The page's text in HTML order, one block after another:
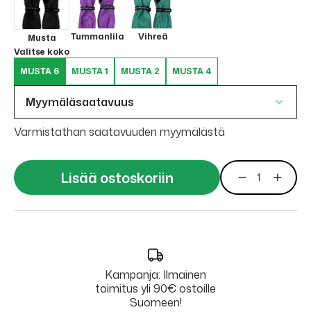
Musta Tummanlila
Vihreä
Valitse koko
MUSTA 6
MUSTA 1 MUSTA 2 MUSTA 4
Myymäläsaatavuus
Varmistathan saatavuuden myymälästä
Lisää ostoskoriin
Kampanja: Ilmainen
toimitus yli 90€ ostoille
Suomeen!